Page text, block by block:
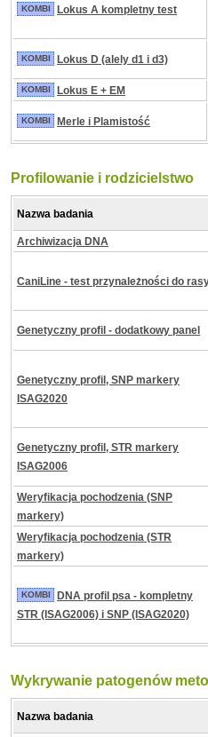
KOMBI Lokus A kompletny test
KOMBI Lokus D (alely d1 i d3)
KOMBI Lokus E + EM
KOMBI Merle i Plamistość
Profilowanie i rodzicielstwo
Nazwa badania
Archiwizacja DNA
CaniLine - test przynależności do
Genetyczny profil - dodatkowy panel
Genetyczny profil, SNP markery
ISAG2020
Genetyczny profil, STR markery
ISAG2006
Weryfikacja pochodzenia (SNP
markery)
Weryfikacja pochodzenia (STR
markery)
KOMBI
DNA profil psa - kompletny
STR (ISAG2006) i SNP (ISAG2020)
Wykrywanie patogenów
Nazwa badania